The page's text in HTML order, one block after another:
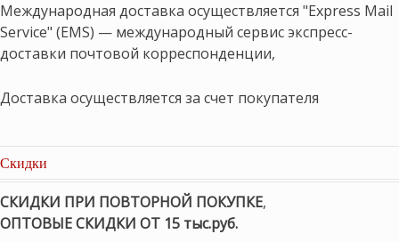
Международная доставка осуществляется "Express Mail
Service" (EMS) — международный сервис экспресс-
доставки почтовой корреспонденции,
Доставка осуществляется за счет покупателя
Скидки
СКИДКИ ПРИ ПОВТОРНОЙ ПОКУПКЕ,
ОПТОВЫЕ СКИДКИ ОТ 15 тыс.руб.